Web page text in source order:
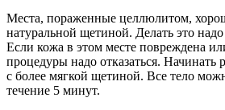
Места, пораженные целлюлитом,
натуральной щетиной. Делать это
Если кожа в этом месте повреждена
процедуры надо отказаться. Начинать
с более мягкой щетиной. Все тело
течение 5 минут.